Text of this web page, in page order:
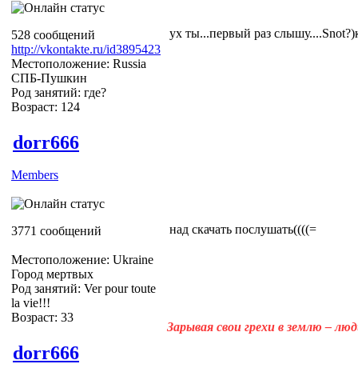
528 сообщений
http://vkontakte.ru/id3895423
Местоположение: Russia
СПБ-Пушкин
Род занятий: где?
Возраст: 124
ух ты...первый раз
dorr666
Members
3771 сообщений
Местоположение: Ukraine
Город мертвых
Род занятий: Ver pour toute
la vie!!!
Возраст: 33
над скачать послушать((((=
Зарывая свои грехи в землю –
dorr666